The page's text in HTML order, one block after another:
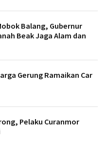
Balang, Gubernur
Beak Jaga Alam dan
Gerung Ramaikan Car
Pelaku Curanmor